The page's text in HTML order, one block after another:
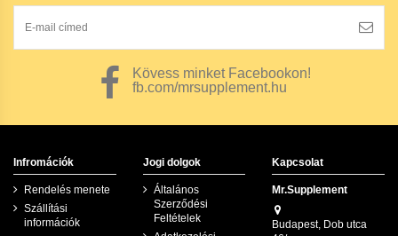
Kövess minket Facebookon!
fb.com/mrsupplement.hu
Infromációk
Rendelés menete
Szállítási
információk
Jogi dolgok
Általános
Szerződési
Feltételek
Kapcsolat
Mr.Supplement
Budapest, Dob utca